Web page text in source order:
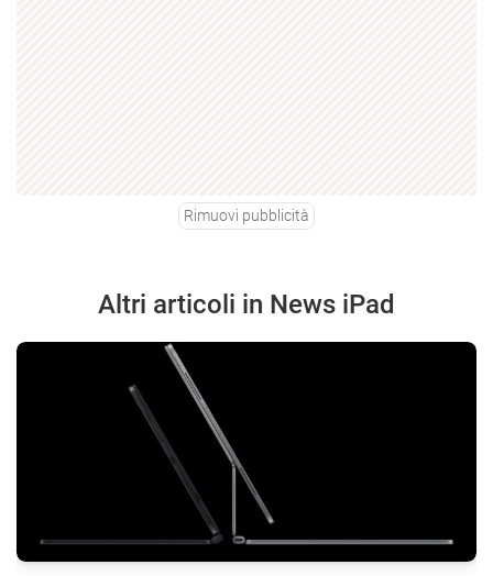
Rimuovi pubblicità
Altri articoli in News iPad